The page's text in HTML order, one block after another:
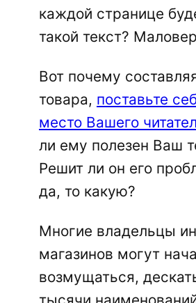
каждой странице
такой текст?
Вот почему
товара, поставьте
место Вашего
ли ему полезен Ваш
Решит ли он его
да, то какую?
Многие владельцы
магазинов могут
возмущаться,